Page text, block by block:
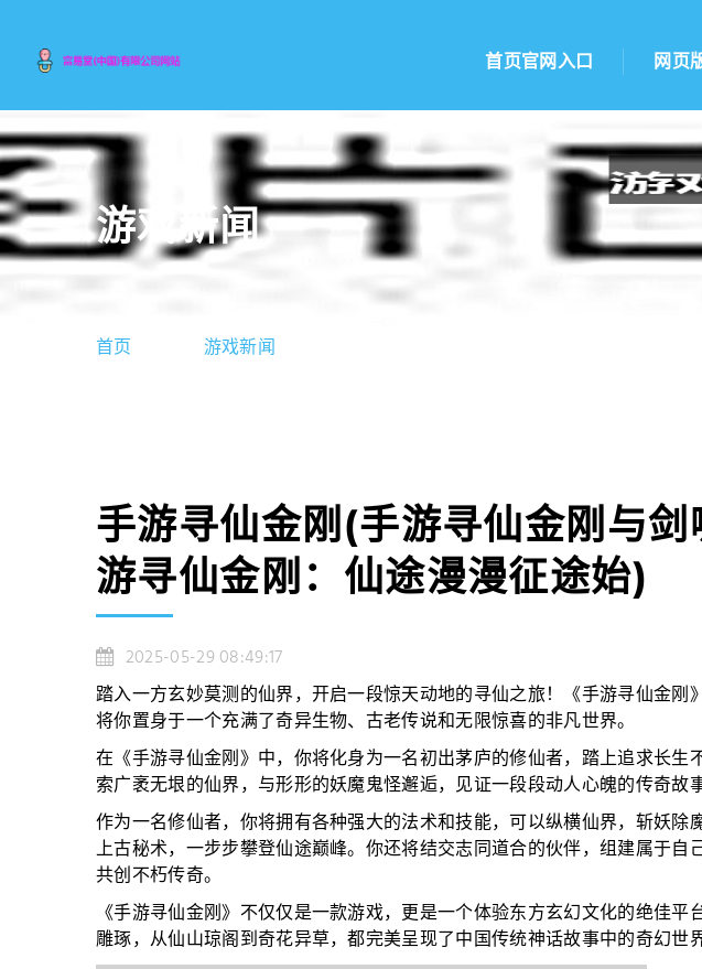
首页官网入口 网页
游戏新闻
首页 游戏新闻
手游寻仙金刚(手游寻仙金刚与
游寻仙金刚：仙途漫漫征途始)
2025-05-29 08:49:17
踏入一方玄妙莫测的仙界，开启一段惊天动地的寻仙之旅！《手游寻仙金刚
将你置身于一个充满了奇异生物、古老传说和无限惊喜的非凡世界。
在《手游寻仙金刚》中，你将化身为一名初出茅庐的修仙者，踏上追求长生
索广袤无垠的仙界，与形形的妖魔鬼怪邂逅，见证一段段动人心魄的传奇故事
作为一名修仙者，你将拥有各种强大的法术和技能，可以纵横仙界，斩妖除
上古秘术，一步步攀登仙途巅峰。你还将结交志同道合的伙伴，组建属于自
共创不朽传奇。
《手游寻仙金刚》不仅仅是一款游戏，更是一个体验东方玄幻文化的绝佳
雕琢，从仙山琼阁到奇花异草，都完美呈现了中国传统神话故事中的奇幻世界